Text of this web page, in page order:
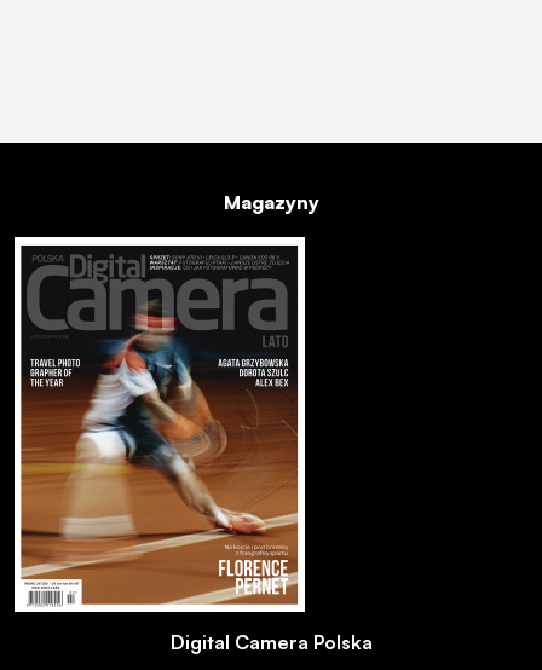
Magazyny
Digital Camera Polska